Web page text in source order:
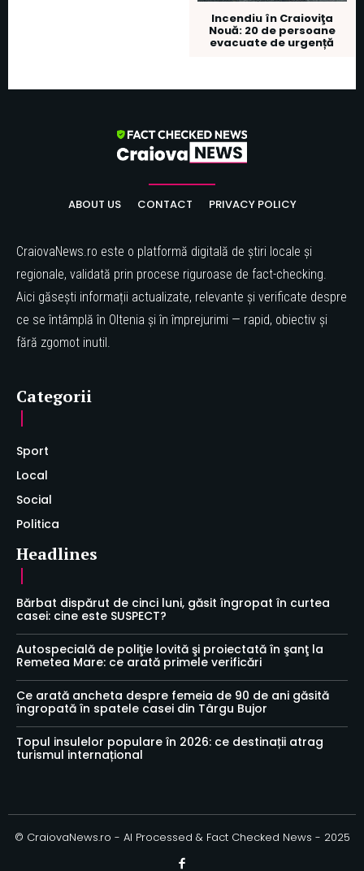
Incendiu în Craioviţa
Nouă: 20 de persoane
evacuate de urgență
ABOUT US CONTACT PRIVACY POLICY
CraiovaNews.ro este o platformă digitală de știri locale și
regionale, validată prin procese riguroase de fact-checking.
Aici găsești informații actualizate, relevante și verificate despre
ce se întâmplă în Oltenia și în împrejurimi — rapid, obiectiv și
fără zgomot inutil.
Categorii
Sport
Local
Social
Politica
Headlines
Bărbat dispărut de cinci luni, găsit îngropat în curtea
casei: cine este SUSPECT?
Autospecială de poliţie lovită şi proiectată în şanţ la
Remetea Mare: ce arată primele verificări
Ce arată ancheta despre femeia de 90 de ani găsită
îngropată în spatele casei din Târgu Bujor
Topul insulelor populare în 2026: ce destinații atrag
turismul internațional
© CraiovaNews.ro - AI Processed & Fact Checked News - 2025